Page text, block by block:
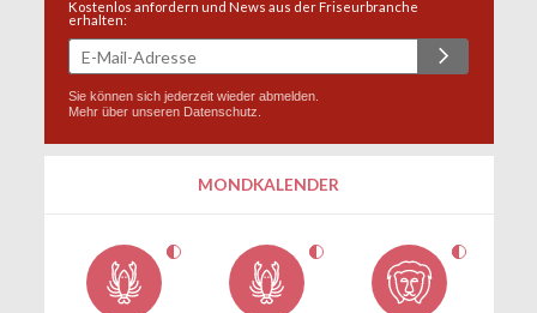
Kostenlos anfordern und News aus der Friseurbranche
erhalten:
Sie können sich jederzeit wieder abmelden.
Mehr über unseren Datenschutz
MONDKALENDER